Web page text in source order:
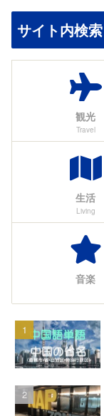
サイト内検索
観光
Travel
生活
Living
音楽